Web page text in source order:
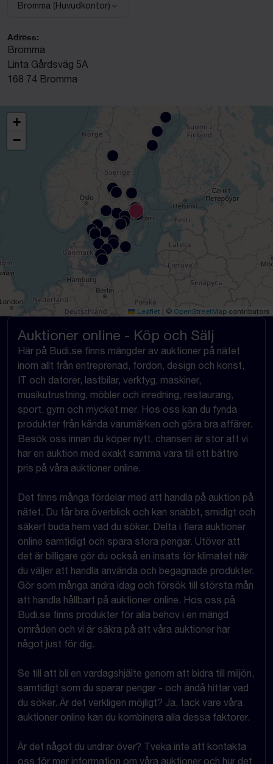
Välj anläggning:
Bromma (Huvudkontor)
Adress:
Bromma
Linta Gårdsväg 5A
168 74 Bromma
+
−
Leaflet © OpenStreetMap contributors
Auktioner online - Köp och Sälj
Här på Budi.se finns mängder av auktioner på nätet
inom allt från entreprenad, fordon, design och konst,
IT och datorer, lastbilar, verktyg, maskiner,
musikutrustning, möbler och inredning, restaurang,
sport, gym och mycket mer. Hos oss kan du fynda
produkter från kända varumärken och göra bra affärer.
Besök oss innan du köper nytt, chansen är stor att vi
har en auktion med exakt samma vara till ett bättre
pris på våra auktioner online.
Det finns många fördelar med att handla på auktion på
nätet. Du får bra överblick och kan snabbt, smidigt och
säkert buda hem vad du söker. Delta i flera auktioner
online samtidigt och spara stora pengar. Utöver att
det är billigare gör du också en insats för klimatet när
du väljer att handla använda och begagnade produkter.
Gör som många andra idag och försök till största mån
att handla hållbart på auktioner online. Hos oss på
Budi.se finns produkter för alla behov i en mängd
områden och vi är säkra på att våra auktioner har
något just för dig.
Se till att bli en vardagshjälte genom att bidra till miljön,
samtidigt som du sparar pengar - och ändå hittar vad
du söker. Är det verkligen möjligt? Ja, tack vare våra
auktioner online kan du kombinera alla dessa faktorer.
Är det något du undrar över? Tveka inte att kontakta
oss för mer information om våra auktioner och hur det